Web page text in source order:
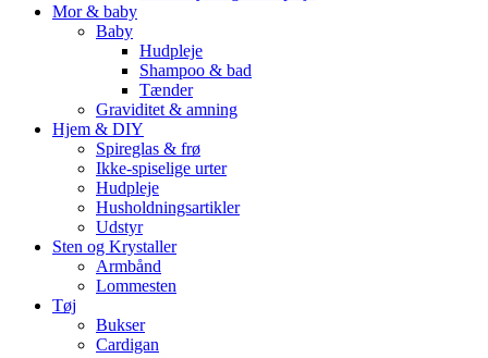
Mor & baby
Baby
Hudpleje
Shampoo & bad
Tænder
Graviditet & amning
Hjem & DIY
Spireglas & frø
Ikke-spiselige urter
Hudpleje
Husholdningsartikler
Udstyr
Sten og Krystaller
Armbånd
Lommesten
Tøj
Bukser
Cardigan